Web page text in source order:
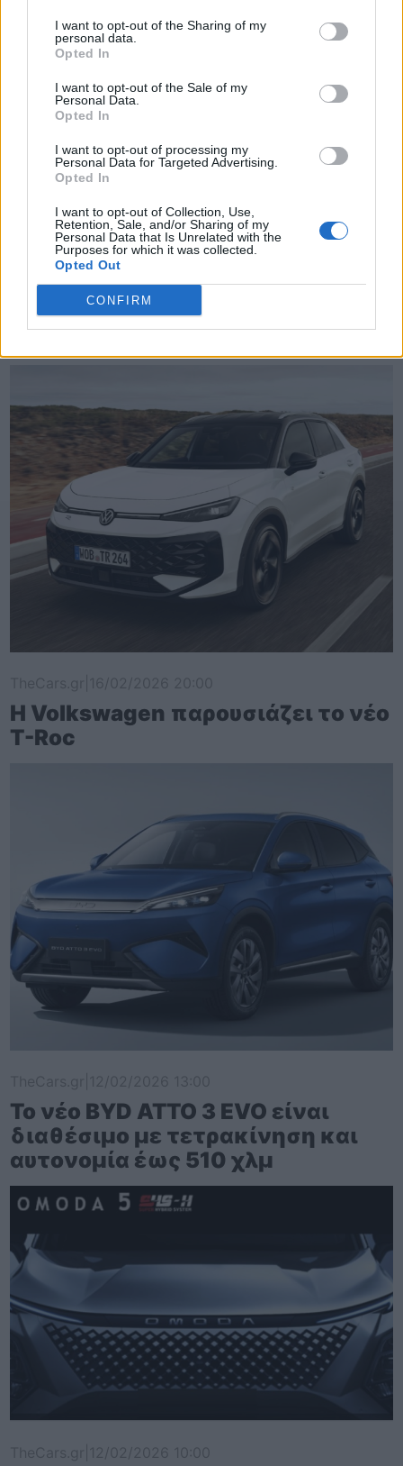
I want to opt-out of the Sharing of my
personal data.
Opted In
I want to opt-out of the Sale of my
Personal Data.
Opted In
I want to opt-out of processing my
Personal Data for Targeted Advertising.
Opted In
I want to opt-out of Collection, Use,
Retention, Sale, and/or Sharing of my
Personal Data that Is Unrelated with the
Purposes for which it was collected.
Opted Out
CONFIRM
TheCars.gr|19/02/2026 18:00
Δοκιμάζουμε το οικογενειακό
Η Volkswagen παρουσιάζει το νέο
T-Roc
Το νέο BYD ATTO 3 EVO είναι
διαθέσιμο με τετρακίνηση και
αυτονομία έως 510 χλμ